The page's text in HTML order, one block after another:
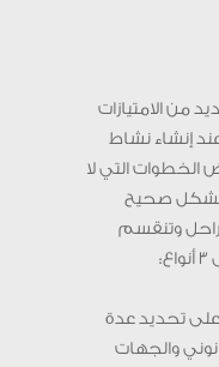
من الامتيازات
إنشاء نشاط
الخطوات التي لا
بشكل صحيح
وتنقسم
تحديد عدة
والجهات